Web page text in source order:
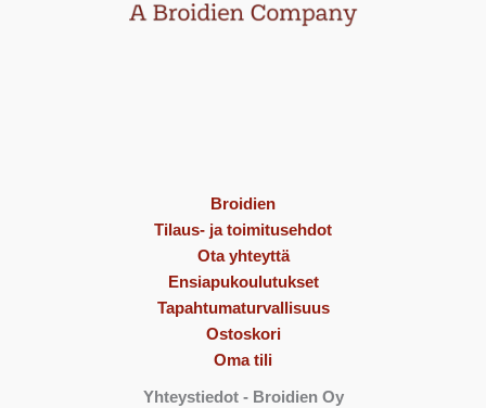
Broidien
Tilaus- ja toimitusehdot
Ota yhteyttä
Ensiapukoulutukset
Tapahtumaturvallisuus
Ostoskori
Oma tili
Yhteystiedot- Broidien Oy